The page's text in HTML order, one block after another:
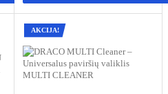
AKCIJA!